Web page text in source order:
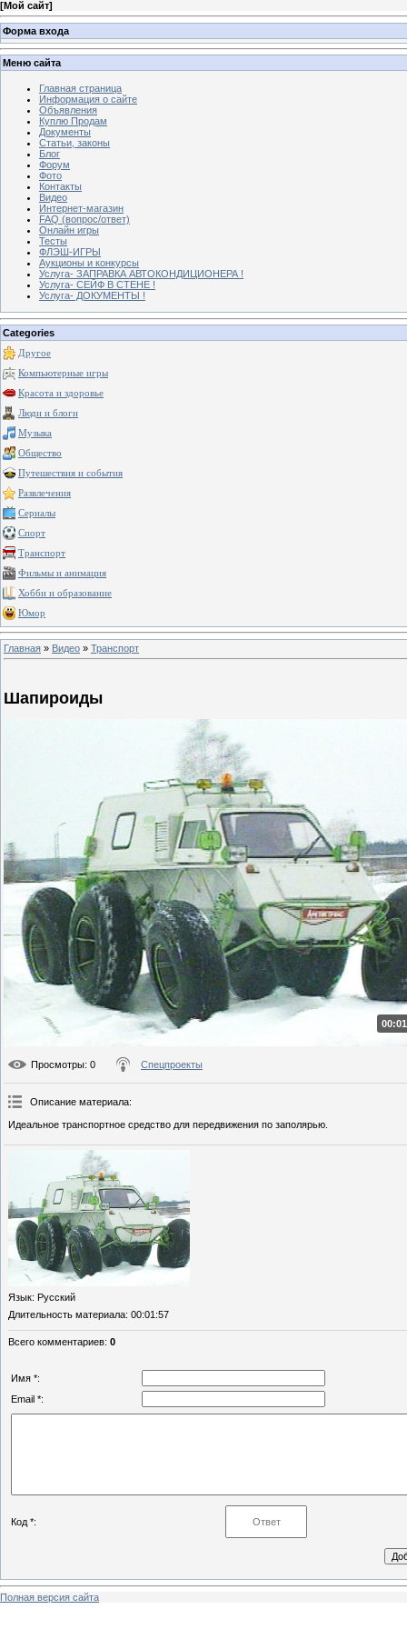
[Мой сайт]
Форма входа
Меню сайта
Главная страница
Информация о сайте
Объявления
Куплю Продам
Документы
Статьи, законы
Блог
Форум
Фото
Контакты
Видео
Интернет-магазин
FAQ (вопрос/ответ)
Онлайн игры
Тесты
ФЛЭШ-ИГРЫ
Аукционы и конкурсы
Услуга- ЗАПРАВКА АВТОКОНДИЦИОНЕРА !
Услуга- СЕЙФ В СТЕНЕ !
Услуга- ДОКУМЕНТЫ !
Categories
Другое
Компьютерные игры
Красота и здоровье
Люди и блоги
Музыка
Общество
Путешествия и события
Развлечения
Сериалы
Спорт
Транспорт
Фильмы и анимация
Хобби и образование
Юмор
Главная » Видео » Транспорт
Шапироиды
Просмотры: 0 Спецпроекты
Описание материала:
Идеальное транспортное средство для передвижения по заполярью.
Язык: Русский
Длительность материала: 00:01:57
Всего комментариев: 0
Имя *:
Email *:
Код *:
Полная версия сайта